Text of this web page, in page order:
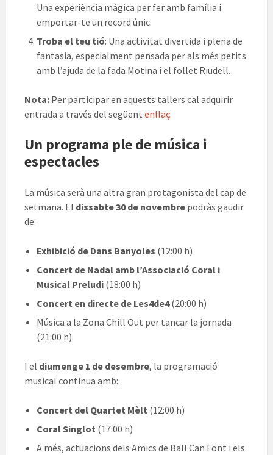
Una experiència màgica per fer amb família i
emportar-te un record únic.
Troba el teu tió: Una activitat divertida i plena de
fantasia, especialment pensada per als més petits
amb l’ajuda de la fada Motina i el follet Riudell.
Nota: Per participar en aquests tallers cal adquirir
entrada a través del següent enllaç
Un programa ple de música i
espectacles
La música serà una altra gran protagonista del cap de
setmana. El dissabte 30 de novembre podràs gaudir
de:
Exhibició de Dans Banyoles (12:00 h)
Concert de Nadal amb l’Associació Coral i
Musical Preludi (18:00 h)
Concert en directe de Les4de4(20:00 h)
Música a la Zona Chill Out per tancar la jornada
(21:00 h).
I el diumenge 1 de desembre, la programació
musical continua amb:
Concert del Quartet Mèlt (12:00 h)
Coral Singlot (17:00 h)
A més, actuacions dels Amics de Ball Can Font i els